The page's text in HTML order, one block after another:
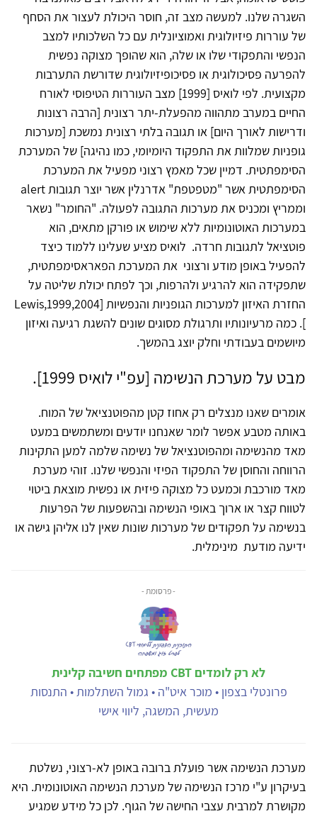
השגרה שלנו. למעשה מצב זה, חוסר היכולת לעצור את הסחף
של עוררות פיזיולוגית ואמוציונלית עם כל השלכותיו למצב
הנפשי והתפקודי שלו או שלה, הוא שהופך מצוקה נפשית
להפרעה פסיכולוגית או פסיכופיזיולוגית שדורשת התערבות
מקצועית. לפי לואיס [1999] מצב העוררות הטיפוסי לאורח
החיים במערב מתהווה מהפעלת-יתר רצונית [הרבה רצונות
ודרישות לאורך היום] או תגובה בלתי רצונית נמשכת [מערכות
גופניות שמלוות את התפקוד היומיומי, כמו נהיגה] של המערכת
הסימפתטית. דמיין שכל מאמץ רצוני מפעיל את המערכת
הסימפתטית אשר "מטפטפת" אדרנלין אשר יוצר תגובות alert
וממריץ ומכניס את מערכות התגובה לפעולה. "החומר" נשאר
במערכות האוטונומיות ללא שימוש או פורקן מתאים, הוא
פוטציאל לתגובות חרדה. לואיס מציע שעלינו ללמוד כיצד
להפעיל באופן מודע ורצוני את המערכת הפאראסימפתטית,
שתפקידה הוא להרגיע ולהרפות, וכך לפתח יכולת שליטה על
החזרת האיזון למערכות הגופניות והנפשיות [Lewis,1999,2004
]. כמה מרעיונותיו ותרגולת מסוגים שונים להשגת רגיעה ואיזון
מיושמים בעבודתי וחלק יוצג בהמשך.
מבט על מערכת הנשימה [עפ"י לואיס 1999].
אומרים שאנו מנצלים רק אחוז קטן מהפוטנציאל של המוח.
באותה מטבע אפשר לומר שאנחנו יודעים ומשתמשים במעט
מאד מהנשימה ומהפוטנציאל של נשימה שלמה למען התקינות
הרווחה והחוסן של התפקוד הפיזי והנפשי שלנו. זוהי מערכת
מאד מורכבת וכמעט כל מצוקה פיזית או נפשית מוצאת ביטוי
לטווח קצר או ארוך באופי הנשימה ובהשפעות של הפרעות
בנשימה על תפקודים של מערכות שונות שאין לנו אליהן גישה או
ידיעה מודעת מינימלית.
- פרסומת -
לא רק לומדים CBT מפתחים חשיבה קלינית
פרונטלי בצפון • מוכר איט"ה • גמול השתלמות • התנסות
מעשית, המשגה, ליווי אישי
מערכת הנשימה אשר פועלת ברובה באופן לא-רצוני, נשלטת
בעיקרון ע"י מרכז הנשימה של מערכת הנשימה האוטונומית. היא
מקושרת למרבית עצבי החישה של הגוף. לכן כל מידע שמגיע